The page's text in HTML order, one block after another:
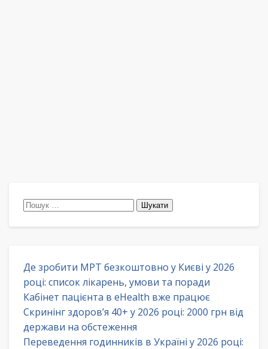
Пошук:
Де зробити МРТ безкоштовно у Києві у 2026
році: список лікарень, умови та поради
Кабінет пацієнта в eHealth вже працює
Скринінг здоров’я 40+ у 2026 році: 2000 грн від
держави на обстеження
Переведення годинників в Україні у 2026 році: